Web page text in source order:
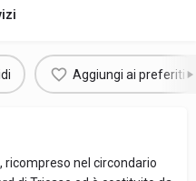
Aggiungi ai preferiti
ricompreso nel circondario